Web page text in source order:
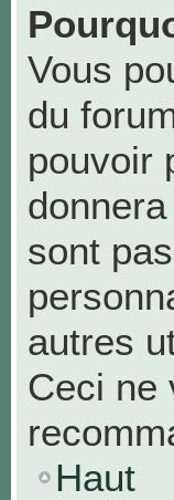
Vous
du
pouvoir
sont
autres
Ceci ne
Haut